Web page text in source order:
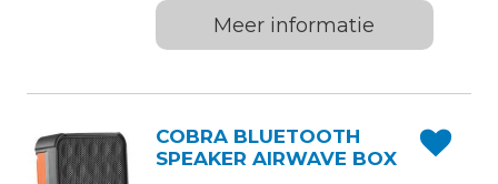
Meer informatie
COBRA BLUETOOTH
SPEAKER AIRWAVE BOX